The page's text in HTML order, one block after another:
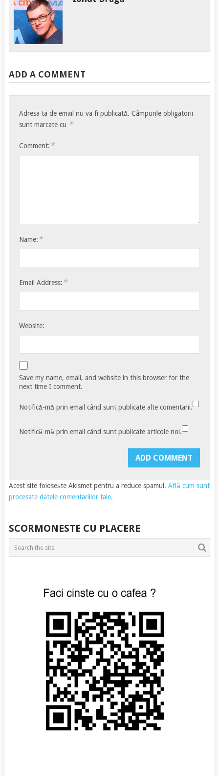
ADD A COMMENT
Adresa ta de email nu va fi publicată. Câmpurile obligatorii
sunt marcate cu *
Comment: *
Name: *
Email Address: *
Website:
Save my name, email, and website in this browser for the
next time I comment.
Notifică-mă prin email când sunt publicate alte comentarii.
Notifică-mă prin email când sunt publicate articole noi.
Acest site folosește Akismet pentru a reduce spamul. Află cum sunt
procesate datele comentariilor tale.
SCORMONESTE CU PLACERE